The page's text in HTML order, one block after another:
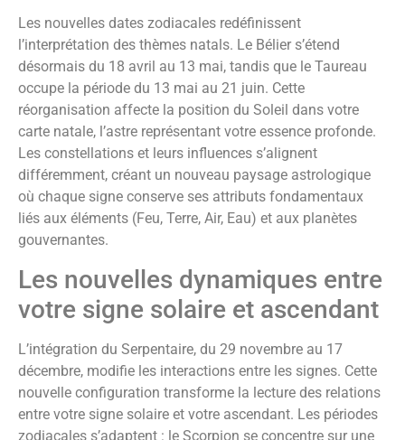
Les nouvelles dates zodiacales redéfinissent
l’interprétation des thèmes natals. Le Bélier s’étend
désormais du 18 avril au 13 mai, tandis que le Taureau
occupe la période du 13 mai au 21 juin. Cette
réorganisation affecte la position du Soleil dans votre
carte natale, l’astre représentant votre essence profonde.
Les constellations et leurs influences s’alignent
différemment, créant un nouveau paysage astrologique
où chaque signe conserve ses attributs fondamentaux
liés aux éléments (Feu, Terre, Air, Eau) et aux planètes
gouvernantes.
Les nouvelles dynamiques entre
votre signe solaire et ascendant
L’intégration du Serpentaire, du 29 novembre au 17
décembre, modifie les interactions entre les signes. Cette
nouvelle configuration transforme la lecture des relations
entre votre signe solaire et votre ascendant. Les périodes
zodiacales s’adaptent : le Scorpion se concentre sur une